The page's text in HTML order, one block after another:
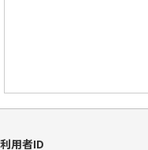
利用者ID